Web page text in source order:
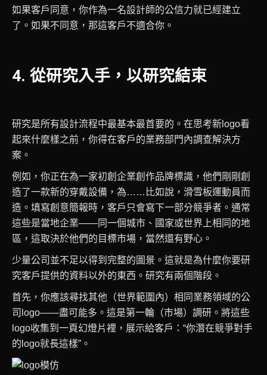
如果客戶同意，你作為一名設計師的公信力就已經建立
了。如果不同意，那這客戶不適合你。
4. 從研究入手，以研究結束
研究是所有設計流程中最基本最首要的。在思考新logo看
起來什麼樣之前，你得在客戶的業務部門內調查解決方
案。
例如，你正在為一家初創企業創作品牌標識，他們剛剛創
造了一款新的穿戴設備，為……比如說，滑雪板運動員而
造。填寫創意簡報時，客戶只會寫下一部分競爭者。通常
這些是當地企業——同一個城市、國家或世界上相同的地
區，這取決於他們的目標市場，當然還有野心。
少量公司並不足以得到完整的圖景。這就是為什麼你要研
究客戶提供的資料以外的東西。研究有兩個階段。
首先，你應該尋找其他（世界範圍內）相同業務領域的公
司logo——盡可能多。這是第一輪（市場）調研。將這些
logo收集到一頁幻燈片裡，展示給客戶：“你潛在競爭對手
的logo就長這樣”。